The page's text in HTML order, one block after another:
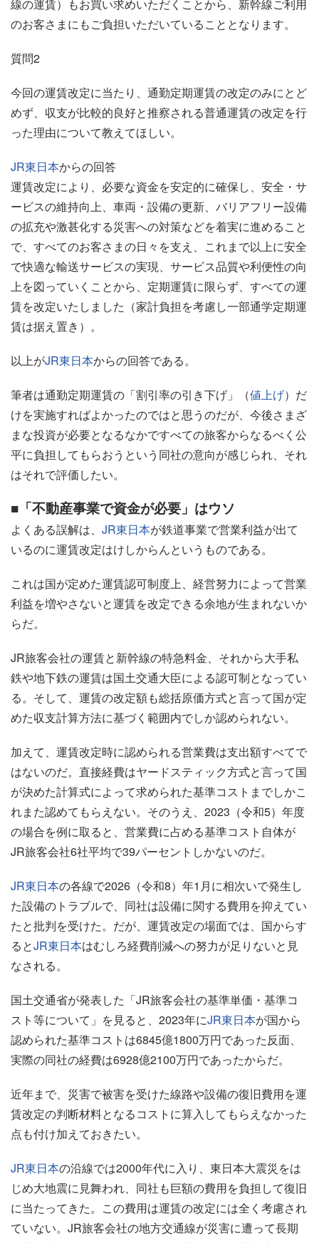
線の運賃）もお買い求めいただくことから、新幹線ご利用
のお客さまにもご負担いただいていることとなります。
質問2
今回の運賃改定に当たり、通勤定期運賃の改定のみにとど
めず、収支が比較的良好と推察される普通運賃の改定を行
った理由について教えてほしい。
JR東日本からの回答
運賃改定により、必要な資金を安定的に確保し、安全・サ
ービスの維持向上、車両・設備の更新、バリアフリー設備
の拡充や激甚化する災害への対策などを着実に進めること
で、すべてのお客さまの日々を支え、これまで以上に安全
で快適な輸送サービスの実現、サービス品質や利便性の向
上を図っていくことから、定期運賃に限らず、すべての運
賃を改定いたしました（家計負担を考慮し一部通学定期運
賃は据え置き）。
以上がJR東日本からの回答である。
筆者は通勤定期運賃の「割引率の引き下げ」（値上げ）だ
けを実施すればよかったのではと思うのだが、今後さまざ
まな投資が必要となるなかですべての旅客からなるべく公
平に負担してもらおうという同社の意向が感じられ、それ
はそれで評価したい。
■「不動産事業で資金が必要」はウソ
よくある誤解は、 JR東日本が鉄道事業で営業利益が出て
いるのに運賃改定はけしからんというものである。
これは国が定めた運賃認可制度上、経営努力によって営業
利益を増やさないと運賃を改定できる余地が生まれないか
らだ。
JR旅客会社の運賃と新幹線の特急料金、それから大手私
鉄や地下鉄の運賃は国土交通大臣による認可制となってい
る。そして、運賃の改定額も総括原価方式と言って国が定
めた収支計算方法に基づく範囲内でしか認められない。
加えて、運賃改定時に認められる営業費は支出額すべてで
はないのだ。直接経費はヤードスティック方式と言って国
が決めた計算式によって求められた基準コストまでしかこ
れまた認めてもらえない。そのうえ、2023（令和5）年度
の場合を例に取ると、営業費に占める基準コスト自体が
JR旅客会社6社平均で39パーセントしかないのだ。
JR東日本の各線で2026（令和8）年1月に相次いで発生し
た設備のトラブルで、同社は設備に関する費用を抑えてい
たと批判を受けた。だが、運賃改定の場面では、国からす
るとJR東日本はむしろ経費削減への努力が足りないと見
なされる。
国土交通省が発表した「JR旅客会社の基準単価・基準コ
スト等について」を見ると、2023年にJR東日本が国から
認められた基準コストは6845億1800万円であった反面、
実際の同社の経費は6928億2100万円であったからだ。
近年まで、災害で被害を受けた線路や設備の復旧費用を運
賃改定の判断材料となるコストに算入してもらえなかった
点も付け加えておきたい。
JR東日本の沿線では2000年代に入り、東日本大震災をは
じめ大地震に見舞われ、同社も巨額の費用を負担して復旧
に当たってきた。この費用は運賃の改定には全く考慮され
ていない。JR旅客会社の地方交通線が災害に遭って長期